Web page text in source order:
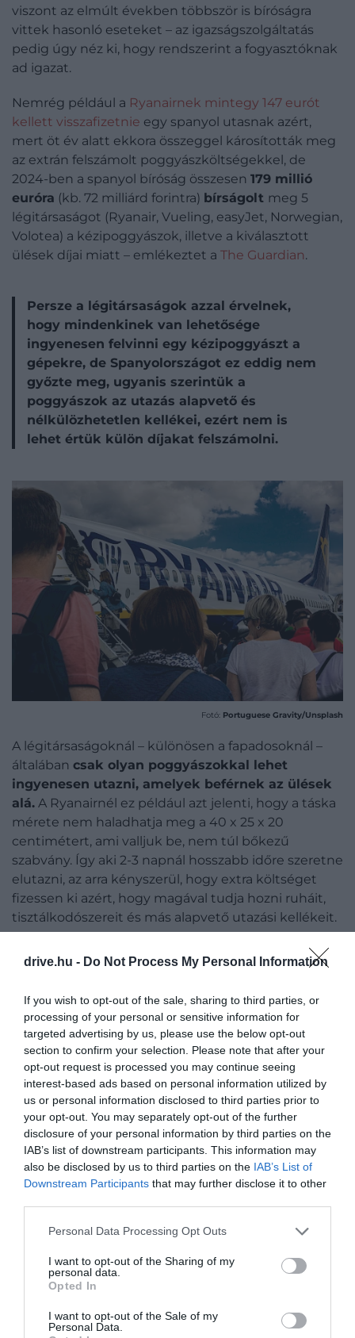
drive.hu - Do Not Process My Personal Information
If you wish to opt-out of the sale, sharing to third parties, or
processing of your personal or sensitive information for
targeted advertising by us, please use the below opt-out
section to confirm your selection. Please note that after your
opt-out request is processed you may continue seeing
interest-based ads based on personal information utilized by
us or personal information disclosed to third parties prior to
your opt-out. You may separately opt-out of the further
disclosure of your personal information by third parties on the
IAB’s list of downstream participants. This information may
also be disclosed by us to third parties on the IAB’s List of
Downstream Participants that may further disclose it to other
Please note that this website/app uses one or more Google
not limited to your visit or usage behaviour. You may click to
grant or deny consent to Google and its third-party tags to
use your data for below specified purposes in below Google
consent section.
Personal Data Processing Opt Outs
I want to opt-out of the Sharing of my
personal data.
Opted In
I want to opt-out of the Sale of my
Personal Data.
viszont az elmúlt években többször is bíróságra
vittek hasonló eseteket – az igazságszolgáltatás
pedig úgy néz ki, hogy rendszerint a fogyasztóknak
ad igazat.
Nemrég például a Ryanairnek mintegy 147 eurót
kellett visszafizetnie egy spanyol utasnak azért,
mert öt év alatt ekkora összeggel károsították meg
az extrán felszámolt poggyászköltségekkel, de
2024-ben a spanyol bíróság összesen 179 millió
euróra (kb. 72 milliárd forintra) bírságolt meg 5
légitársaságot (Ryanair, Vueling, easyJet, Norwegian,
Volotea) a kézipoggyászok, illetve a kiválasztott
ülések díjai miatt – emlékeztet a The Guardian.
Persze a légitársaságok azzal érvelnek,
hogy mindenkinek van lehetősége
ingyenesen felvinni egy kézipoggyászt a
gépekre, de Spanyolországot ez eddig nem
győzte meg, ugyanis szerintük a
poggyászok az utazás alapvető és
nélkülözhetetlen kellékei, ezért nem is
lehet értük külön díjakat felszámolni.
Fotó: Portuguese Gravity/Unsplash
A légitársaságoknál – különösen a fapadosoknál –
általában csak olyan poggyászokkal lehet
ingyenesen utazni, amelyek beférnek az ülések
alá. A Ryanairnél ez például azt jelenti, hogy a táska
mérete nem haladhatja meg a 40 x 25 x 20
centimétert, ami valljuk be, nem túl bőkezű
szabvány. Így aki 2-3 napnál hosszabb időre szeretne
elutazni, az arra kényszerül, hogy extra költséget
fizessen ki azért, hogy magával tudja hozni ruháit,
tisztálkodószereit és más alapvető utazási kellékeit.
Éppen ezt kifogásolja Spanyolország, mondván,
rejtett költségek, amelyekkel a
bár a repülőjegyek ára sok esetben kedvező, a
valóságban egy utazás nem annyiba kerül, mint a
jegy – nem beszélve azokról abusás
büntetődíjakról , amelyeket a méretek túllépése
miatt kényszerülnek megfizetni az utasok. Ilyen
esetekben ráadásul a légitársaságok nem szoktak
elnézőek lenni: akár egy-két centiméteres túllépés
miatt is szemrebbenés nélkül kiszámlázzák a több
tízezer forintos büntetést.
Így érthető is, hogy több európai fogyasztóvédelmi
tudósítása szerint a mintegy 44 fogyasztóvédelmi
szervezetért felelő BEUC májusban Brüsszelhez
nyomozást a poggyászokra vonatkozó